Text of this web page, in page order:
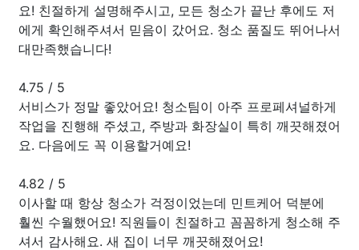
요! 친절하게 설명해주시고, 모든 청소가 끝난 후에도 저
에게 확인해주셔서 믿음이 갔어요. 청소 품질도 뛰어나서
대만족했습니다!
4.75 / 5
서비스가 정말 좋았어요! 청소팀이 아주 프로페셔널하게
작업을 진행해 주셨고, 주방과 화장실이 특히 깨끗해졌어
요. 다음에도 꼭 이용할거예요!
4.82 / 5
이사할 때 항상 청소가 걱정이었는데 민트케어 덕분에
훨씬 수월했어요! 직원들이 친절하고 꼼꼼하게 청소해 주
셔서 감사해요. 새 집이 너무 깨끗해졌어요!